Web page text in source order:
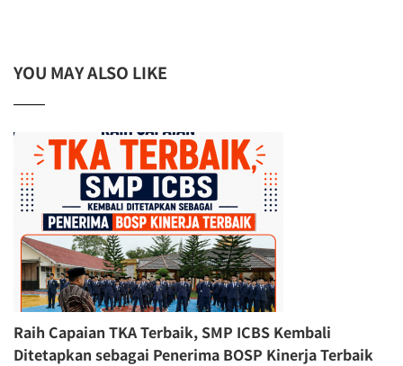
YOU MAY ALSO LIKE
Raih Capaian TKA Terbaik, SMP ICBS Kembali
Ditetapkan sebagai Penerima BOSP Kinerja Terbaik